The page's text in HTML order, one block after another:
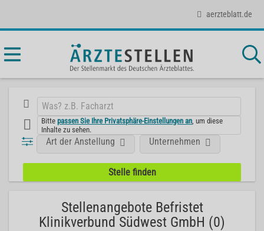
aerzteblatt.de
Bittepassen Sie Ihre Privatsphäre-Einstellungen an , um diese
Inhalte zu sehen.
Art der Anstellung Unternehmen
Stellenangebote Befristet
Klinikverbund Südwest GmbH (0)